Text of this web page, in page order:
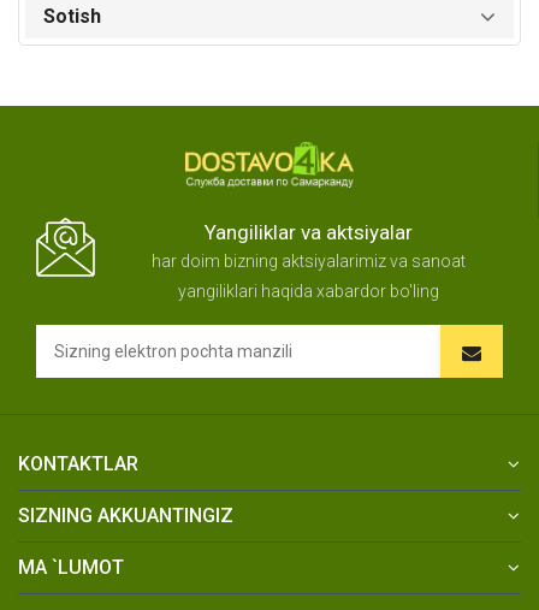
Sotish
Yangiliklar va aktsiyalar
har doim bizning aktsiyalarimiz va sanoat
yangiliklari haqida xabardor bo'ling
KONTAKTLAR
SIZNING AKKUANTINGIZ
MA `LUMOT